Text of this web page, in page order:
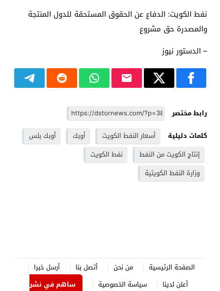
نفط الكويت: الدفاع عن الحقوق المستحقة للدول المنتجة
والمصدرة حق مشروع
– الدستور نيوز
رابط مختصر
كلمات دليلية
أسعار النفط الكويت أوبك
أوبك بلس
إنتاج الكويت من النفط
نفط الكويت
وزارة النفط الكويتية
الصفحة الرئيسية من نحن أتصل بنا
أرسل خبرا
أعلن لدينا
سياسة الخصوصية ساهم في نشر